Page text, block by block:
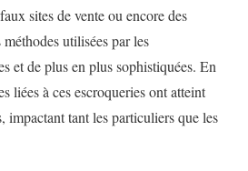
sites de vente ou encore des
utilisées par les
et de plus en plus sophistiquées. En
liées à ces escroqueries ont atteint
impactant tant les particuliers que les